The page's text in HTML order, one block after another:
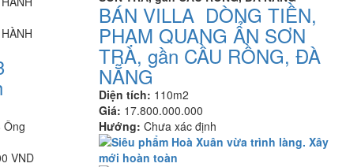
Ông
VND
BÁN VILLA DÒNG TIỀN,
PHẠM QUANG ẨN SƠN
TRÀ, gần CẦU RỒNG, ĐÀ
NẴNG
Diện tích: 110m2
Giá: 17.800.000.000
Hướng: Chưa xác định